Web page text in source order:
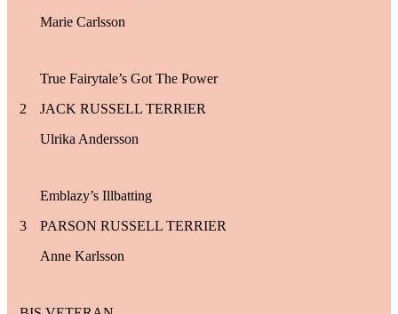
Marie Carlsson
2
True Fairytale’s Got The Power
JACK RUSSELL TERRIER
Ulrika Andersson
3
Emblazy’s Illbatting
PARSON RUSSELL TERRIER
Anne Karlsson